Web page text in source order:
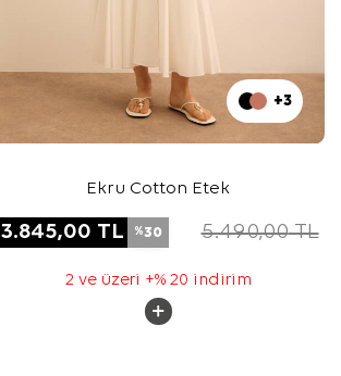
+3
Ekru Cotton Etek
3.845,00 TL %30 5.490,00TL
2 ve üzeri +% 20 indirim